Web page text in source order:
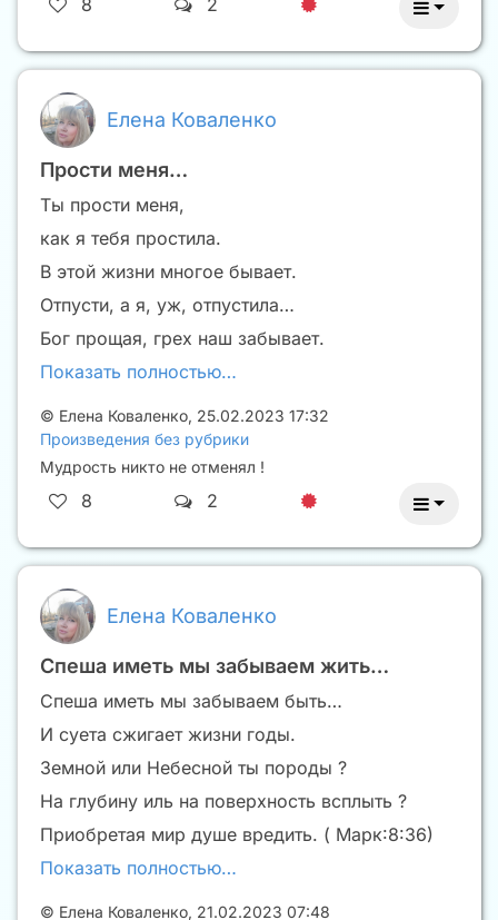
Елена Коваленко
Прости меня…
Ты прости меня,
как я тебя простила.
В этой жизни многое бывает.
Отпусти, а я, уж, отпустила…
Бог прощая, грех наш забывает.
Показать полностью…
© Елена Коваленко, 25.02.2023 17:32
Произведения без рубрики
Мудрость никто не отменял !
8 2
Елена Коваленко
Спеша иметь мы забываем жить…
Спеша иметь мы забываем быть…
И суета сжигает жизни годы.
Земной или Небесной ты породы ?
На глубину иль на поверхность всплыть ?
Приобретая мир душе вредить. ( Марк:8:36)
Показать полностью…
© Елена Коваленко, 21.02.2023 07:48